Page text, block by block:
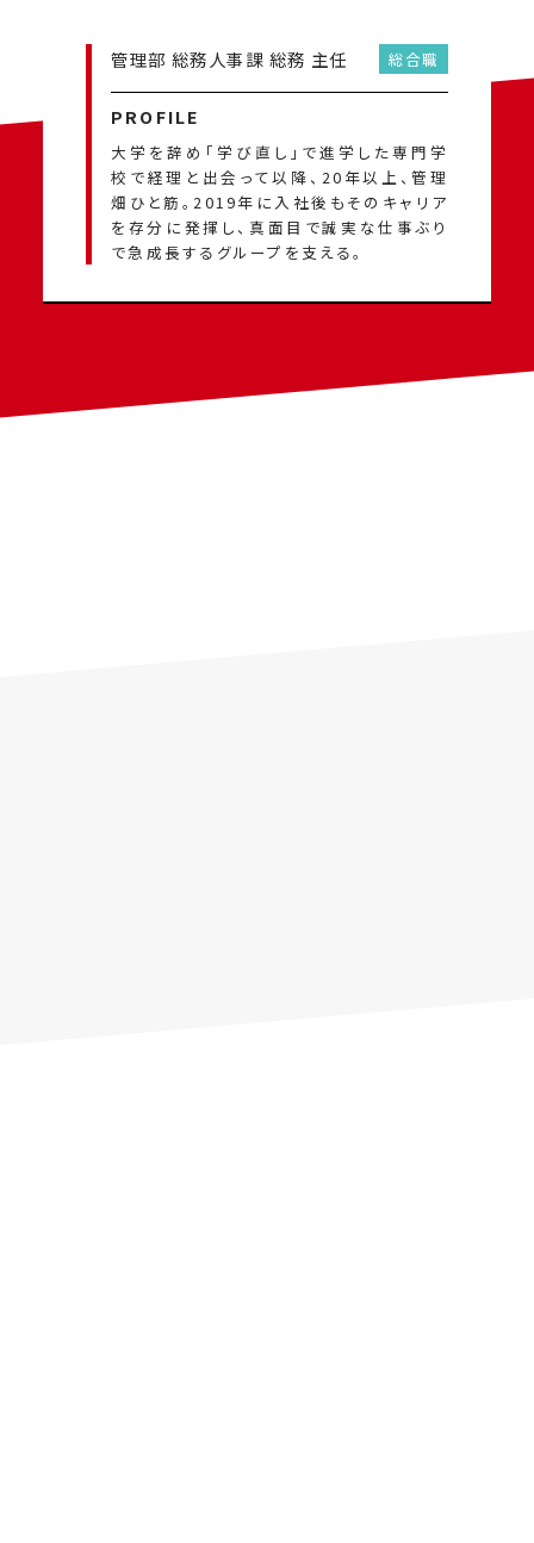
管理部 総務人事課 総務 主任 総合職
PROFILE
大学を辞め「学び直し」で進学した専門学
校で経理と出会って以降、20年以上、管理
畑ひと筋。2019年に入社後もそのキャリア
を存分に発揮し、真面目で誠実な仕事ぶり
で急成長するグループを支える。